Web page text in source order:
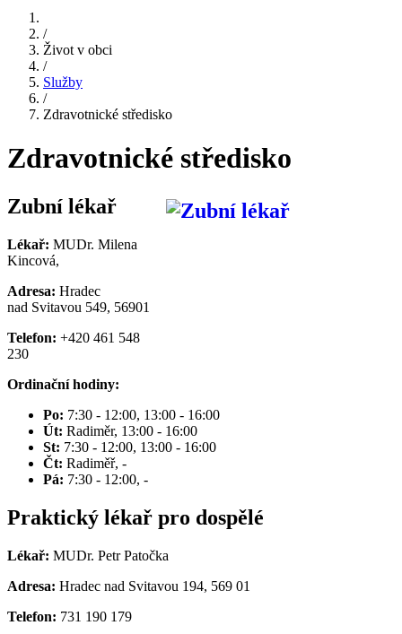
/
Život v obci
/
Služby
/
Zdravotnické středisko
Zdravotnické středisko
Zubní lékař
Lékař: MUDr. Milena
Kincová,
Adresa: Hradec
nad Svitavou 549, 56901
Telefon: +420 461 548
230
Ordinační hodiny:
Po: 7:30 - 12:00, 13:00 - 16:00
Út: Radiměr, 13:00 - 16:00
St: 7:30 - 12:00, 13:00 - 16:00
Čt: Radiměř, -
Pá: 7:30 - 12:00, -
Praktický lékař pro dospělé
Lékař: MUDr. Petr Patočka
Adresa: Hradec nad Svitavou 194, 569 01
Telefon: 731 190 179